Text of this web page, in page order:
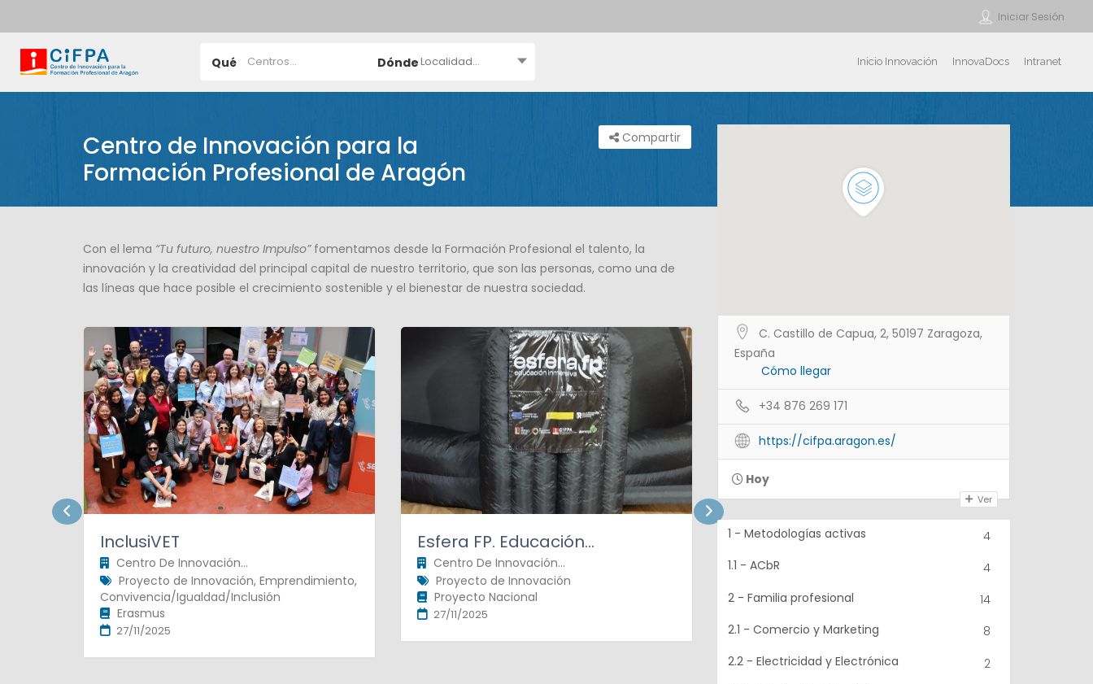
Iniciar Sesión
Qué DóndeLocalidad... Inicio Innovación InnovaDocs Intranet
Centro de Innovación para la
Formación Profesional de Aragón
Compartir
Con el lema “Tu futuro, nuestro Impulso”fomentamos desde la Formación Profesional el talento, la
innovación y la creatividad del principal capital de nuestro territorio, que son las personas, como una de
las líneas que hace posible el crecimiento sostenible y el bienestar de nuestra sociedad.
InclusiVET
Centro De Innovación...
Proyecto de Innovación, Emprendimiento,
Convivencia/Igualdad/Inclusión
Erasmus
27/11/2025
Esfera FP. Educación...
Centro De Innovación...
Proyecto de Innovación
Proyecto Nacional
27/11/2025
Almacén Y Factoría...
Centro De Innovación...
Proyecto Nacional
C. Castillo de Capua, 2, 50197 Zaragoza,
España
Cómo llegar
+34 876 269 171
https://cifpa.aragon.es/
Hoy
Ver
1 - Metodologías activas
4
1.1 - ACbR
4
2 - Familia profesional
14
2.1 - Comercio y Marketing
8
2.2 - Electricidad y Electrónica
2